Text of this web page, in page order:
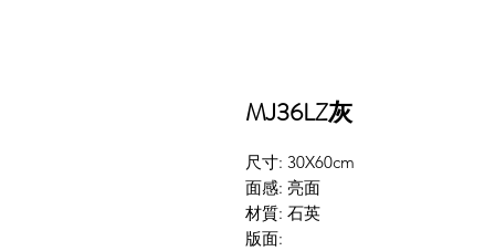
MJ36LZ灰
尺寸: 30X60cm
面感: 亮面
材質: 石英
版面: